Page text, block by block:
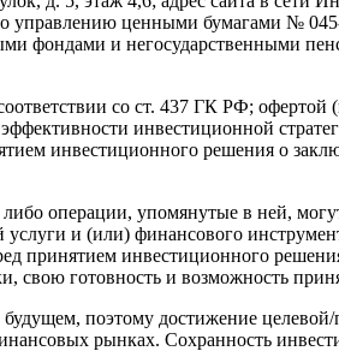
управлению ценными бумагами №
фондами и негосударственными
со ст. 437 ГК РФ;
инвестиционной
инвестиционного решения о
операции, упомянутые в ней,
и (или) финансового
принятием инвестиционного
свою готовность и возможность
поэтому достижение
рынках. Сохранность